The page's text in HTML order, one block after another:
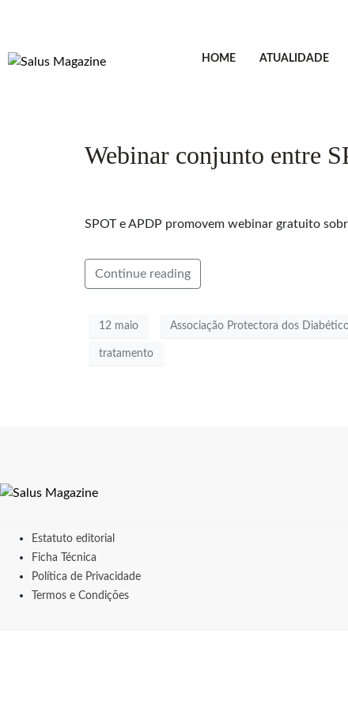
HOME ATUALIDADE
Webinar conjunto entre
SPOT e APDP promovem webinar gratuito
Continue reading
12 maio Associação Protectora dos
tratamento
Estatuto editorial
Ficha Técnica
Política de Privacidade
Termos e Condições